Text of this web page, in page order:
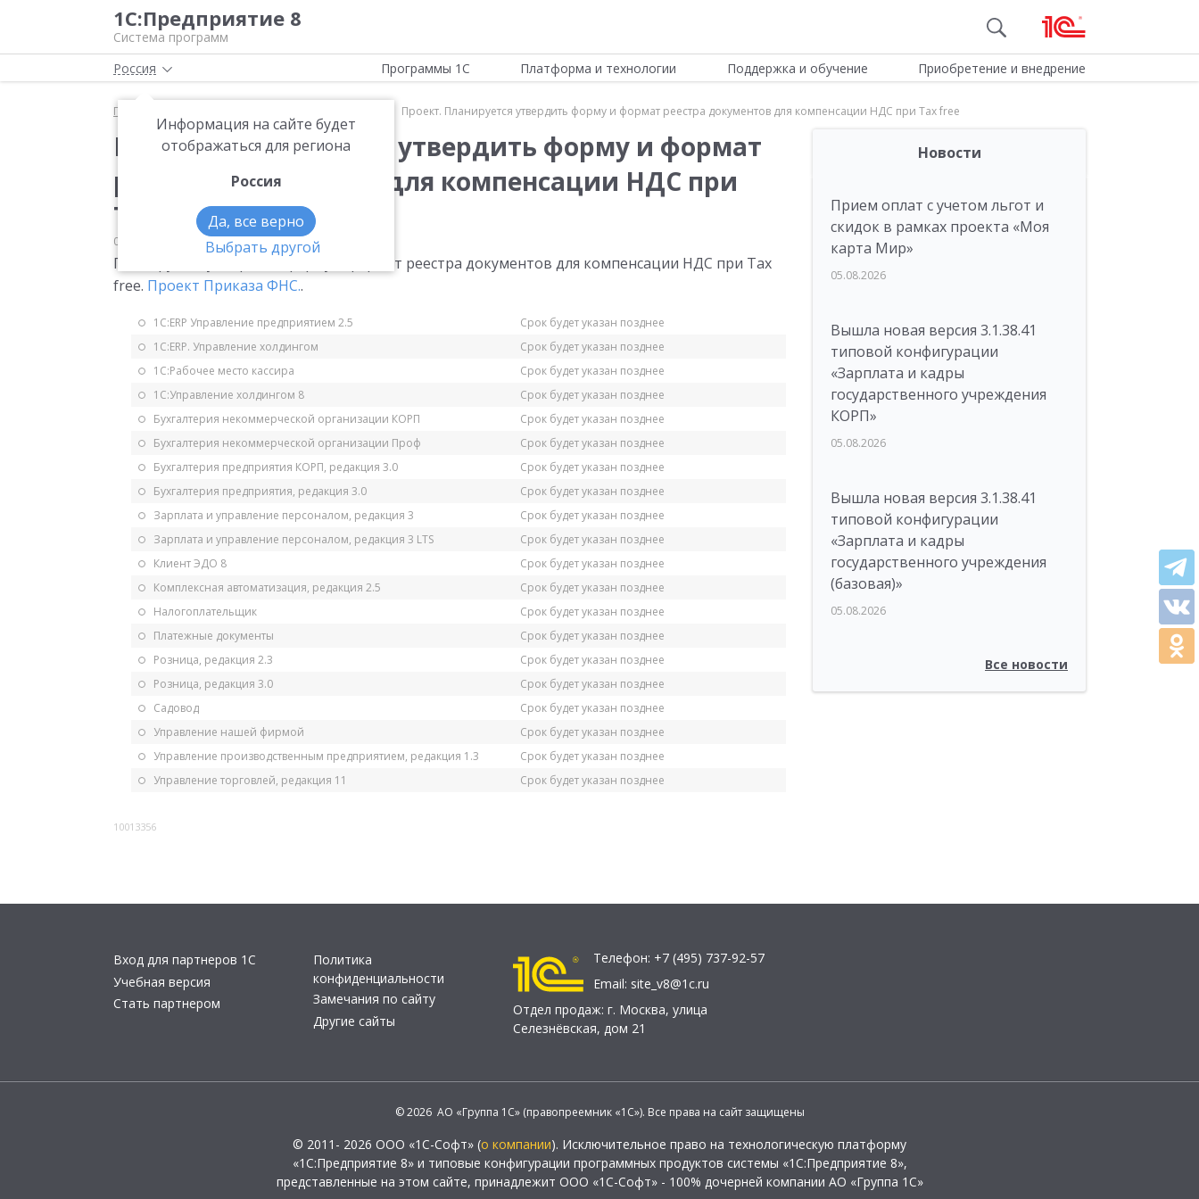
1С:Предприятие 8
Система программ
Россия
Информация на сайте будет
отображаться для региона
Россия
Да, все верно
Выбрать другой
Программы 1С Платформа и технологии Поддержка и обучение Приобретение и внедрение
Главная Проект. Планируется утвердить форму и формат реестра документов для компенсации НДС при Tax free
Проект. Планируется утвердить форму и формат
реестра документов для компенсации НДС при
Tax free
01.08.2018 НДС
Планируется утвердить форму и формат реестра документов для компенсации НДС при Tax
free. Проект Приказа ФНС..
1С:ERP Управление предприятием 2.5
Срок будет указан позднее
1С:ERP. Управление холдингом
Срок будет указан позднее
1С:Рабочее место кассира
Срок будет указан позднее
1С:Управление холдингом 8
Срок будет указан позднее
Бухгалтерия некоммерческой организации КОРП
Срок будет указан позднее
Бухгалтерия некоммерческой организации Проф
Срок будет указан позднее
Бухгалтерия предприятия КОРП, редакция 3.0
Срок будет указан позднее
Бухгалтерия предприятия, редакция 3.0
Срок будет указан позднее
Зарплата и управление персоналом, редакция 3
Срок будет указан позднее
Зарплата и управление персоналом, редакция 3 LTS
Срок будет указан позднее
Клиент ЭДО 8
Срок будет указан позднее
Комплексная автоматизация, редакция 2.5
Срок будет указан позднее
Налогоплательщик
Срок будет указан позднее
Платежные документы
Срок будет указан позднее
Розница, редакция 2.3
Срок будет указан позднее
Розница, редакция 3.0
Срок будет указан позднее
Садовод
Срок будет указан позднее
Управление нашей фирмой
Срок будет указан позднее
Управление производственным предприятием, редакция 1.3
Срок будет указан позднее
Управление торговлей, редакция 11
Срок будет указан позднее
10013356
Новости
Прием оплат с учетом льгот и
скидок в рамках проекта «Моя
карта Мир»
05.08.2026
Вышла новая версия 3.1.38.41
типовой конфигурации
«Зарплата и кадры
государственного учреждения
КОРП»
05.08.2026
Вышла новая версия 3.1.38.41
типовой конфигурации
«Зарплата и кадры
государственного учреждения
(базовая)»
05.08.2026
Все новости
Вход для партнеров 1С
Учебная версия
Стать партнером
Политика
конфиденциальности
Замечания по сайту
Другие сайты
Телефон: +7 (495) 737-92-57
Email: site_v8@1c.ru
Отдел продаж: г. Москва, улица
Селезнёвская, дом 21
© 2026 АО «Группа 1С» (правопреемник «1С»). Все права на сайт защищены
© 2011- 2026 ООО «1С-Софт» (о компании). Исключительное право на технологическую платформу
«1С:Предприятие 8» и типовые конфигурации программных продуктов системы «1С:Предприятие 8»,
представленные на этом сайте, принадлежит ООО «1С-Софт» - 100% дочерней компании АО «Группа 1С»